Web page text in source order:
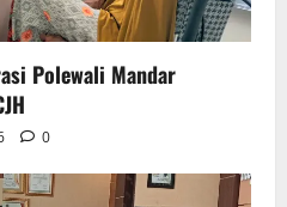
Polewali Mandar
0